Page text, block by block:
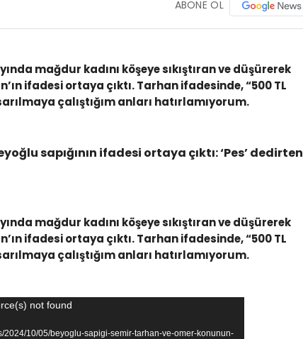
ABONE OL
mağdur kadını köşeye sıkıştıran ve düşürerek
ifadesi ortaya çıktı. Tarhan ifadesinde, “500 TL
çalıştığım anları hatırlamıyorum.
sapığının ifadesi ortaya çıktı: ‘Pes’ dedirten
mağdur kadını köşeye sıkıştıran ve düşürerek
ifadesi ortaya çıktı. Tarhan ifadesinde, “500 TL
çalıştığım anları hatırlamıyorum.
not found
2024/10/05/beyoglu-sapigi-semir-tarhan-ve-omer-konunun-